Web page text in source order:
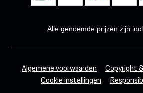
Alle genoemde prijzen zijn
Algemene voorwaarden Copyright
Cookie instellingen